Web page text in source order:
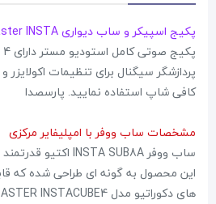
پکیج اسپیکر و ساب دیواری SudioMaster INSTA
پردازشگر سیگنال برای تنظیمات
کافی شاپ استفاده نمایید. پارسصدا
مشخصات ساب ووفر با امپلیفایر مرکزی
ساب ووفر INSTA SUB8A اکتیو قدرتمند 8 اینچی بلوتوث دار با طراحی باریک (ultra slim) منحصر به فرد است.
این محصول به گونه ای طراحی شده که
های دکوراتیو مدل STUDIOMASTER INSTACUBE4 خواهد بود. پارسصدا
پکیج اسپیکر پرتابل EDISON Es6000
45,000,000 تومان
39,600,000 تومان
علاقه مندی